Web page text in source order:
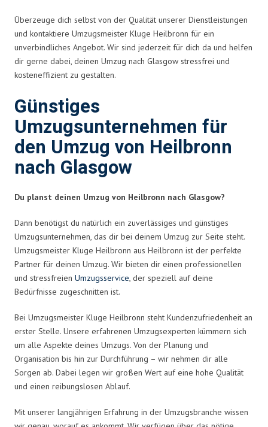
Überzeuge dich selbst von der Qualität unserer Dienstleistungen
und kontaktiere Umzugsmeister Kluge Heilbronn für ein
unverbindliches Angebot. Wir sind jederzeit für dich da und helfen
dir gerne dabei, deinen Umzug nach Glasgow stressfrei und
kosteneffizient zu gestalten.
Günstiges
Umzugsunternehmen für
den Umzug von Heilbronn
nach Glasgow
Du planst deinen Umzug von Heilbronn nach Glasgow?
Dann benötigst du natürlich ein zuverlässiges und günstiges
Umzugsunternehmen, das dir bei deinem Umzug zur Seite steht.
Umzugsmeister Kluge Heilbronn aus Heilbronn ist der perfekte
Partner für deinen Umzug. Wir bieten dir einen professionellen
und stressfreien Umzugsservice, der speziell auf deine
Bedürfnisse zugeschnitten ist.
Bei Umzugsmeister Kluge Heilbronn steht Kundenzufriedenheit an
erster Stelle. Unsere erfahrenen Umzugsexperten kümmern sich
um alle Aspekte deines Umzugs. Von der Planung und
Organisation bis hin zur Durchführung – wir nehmen dir alle
Sorgen ab. Dabei legen wir großen Wert auf eine hohe Qualität
und einen reibungslosen Ablauf.
Mit unserer langjährigen Erfahrung in der Umzugsbranche wissen